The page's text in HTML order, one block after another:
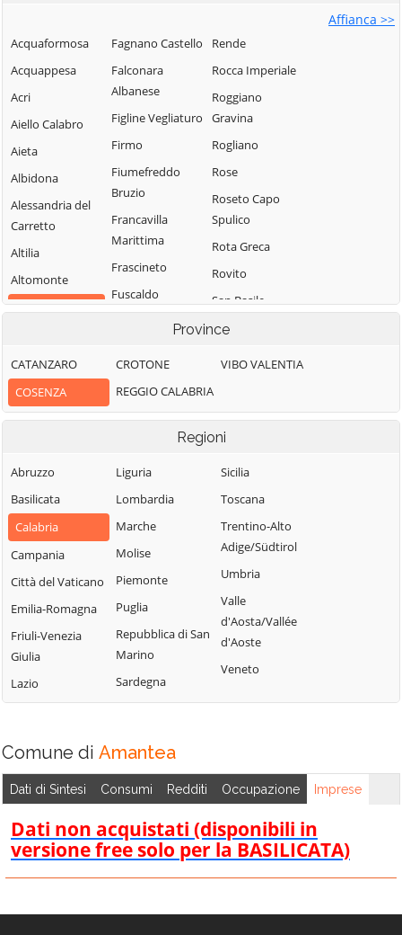
Affianca >>
Acquaformosa
Acquappesa
Acri
Aiello Calabro
Aieta
Albidona
Alessandria del
Carretto
Altilia
Altomonte
Amantea
Aprigliano
Belmonte
Calabro
Belvedere
Bianchi
Bisignano
Bocchigliero
Campana
Cariati
Carolei
Carpanzano
Casali del Manco
Cassano all'Ionio
Fagnano Castello
Falconara
Albanese
Figline Vegliaturo
Firmo
Fiumefreddo
Bruzio
Francavilla
Marittima
Frascineto
Fuscaldo
Piemontese
Lago
Laino Castello
Lappano
Lattarico
Longobardi
Longobucco
Lungro
Luzzi
Mandatoriccio
Mangone
Marano
Marchesato
Marano
Rende
Rocca Imperiale
Roggiano
Gravina
Rogliano
Rose
Roseto Capo
Spulico
Rota Greca
Rovito
San Basile
San Benedetto
Albanese
San Demetrio
Corone
San Donato di
San Giorgio
Albanese
San Giovanni in
Fiore
San Lorenzo
Vallo
Argentano
Finita
San Nicola Arcella
Province
CATANZARO
COSENZA
CROTONE
REGGIO CALABRIA
VIBO VALENTIA
Regioni
Abruzzo
Basilicata
Calabria
Campania
Città del Vaticano
Emilia-Romagna
Friuli-Venezia
Giulia
Lazio
Liguria
Lombardia
Marche
Molise
Piemonte
Puglia
Repubblica di San
Marino
Sardegna
Sicilia
Toscana
Trentino-Alto
Adige/Südtirol
Umbria
Valle
d'Aosta/Vallée
d'Aoste
Veneto
Comune di Amantea
Dati di Sintesi Consumi Redditi Occupazione Imprese
Dati non acquistati (disponibili in
versione free solo per la BASILICATA)